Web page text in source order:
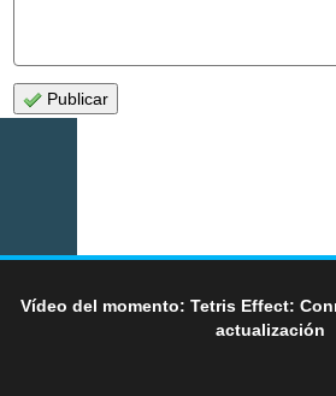
Publicar
Vídeo del momento: Tetris Effect:
actualización